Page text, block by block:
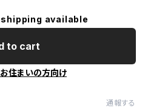
available
to cart
住まいの方向け
通報する